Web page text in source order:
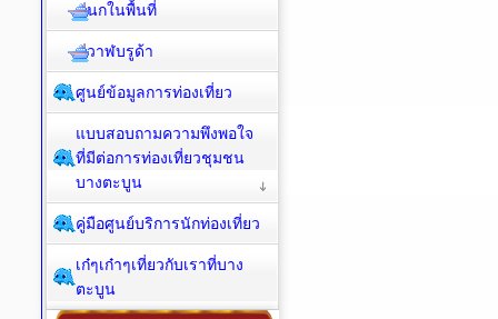
นกในพื้นที่
วาฬบรูด้า
ศูนย์ข้อมูลการท่องเที่ยว
แบบสอบถามความพึงพอใจ
ที่มีต่อการท่องเที่ยวชุมชน
บางตะบูน
คู่มือศูนย์บริการนักท่องเที่ยว
เก๋ๆเก๋าๆเที่ยวกับเราที่บาง
ตะบูน